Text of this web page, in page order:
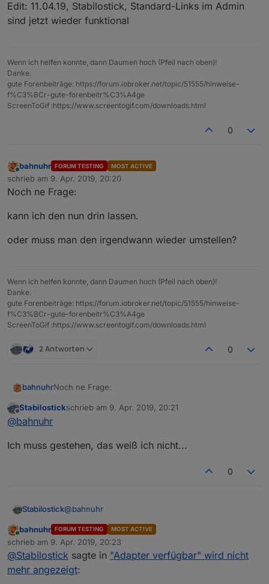
Edit: 11.04.19, Stabilostick, Standard-Links im Admin
sind jetzt wieder funktional
Wenn ich helfen konnte, dann Daumen hoch (Pfeil nach oben)!
Danke.
gute Forenbeiträge: https://forum.iobroker.net/topic/51555/hinweise-
f%C3%BCr-gute-forenbeitr%C3%A4ge
ScreenToGif :https://www.screentogif.com/downloads.html
0
Online
bahnuhr FORUM TESTING MOST ACTIVE
schrieb am 9. Apr. 2019, 20:20
zuletzt editiert von
Noch ne Frage:
kann ich den nun drin lassen.
oder muss man den irgendwann wieder umstellen?
Wenn ich helfen konnte, dann Daumen hoch (Pfeil nach oben)!
Danke.
gute Forenbeiträge: https://forum.iobroker.net/topic/51555/hinweise-
f%C3%BCr-gute-forenbeitr%C3%A4ge
ScreenToGif :https://www.screentogif.com/downloads.html
2 Antworten 0
bahnuhrNoch ne Frage:
kann ich den nun drin lassen.
Offline
Stabilostickschrieb am 9. Apr. 2019, 20:21
zuletzt editiert von
@bahnuhr
Ich muss gestehen, das weiß ich nicht...
0
Stabilostick@bahnuhr
Ich muss gestehen, das weiß ich nicht...
Online
bahnuhr FORUM TESTING MOST ACTIVE
schrieb am 9. Apr. 2019, 20:23
zuletzt editiert von
@Stabilostick sagte in "Adapter verfügbar" wird nicht
mehr angezeigt: